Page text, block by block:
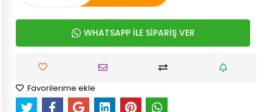
WHATSAPP İLE SİPARİŞ VER
Favorilerime ekle